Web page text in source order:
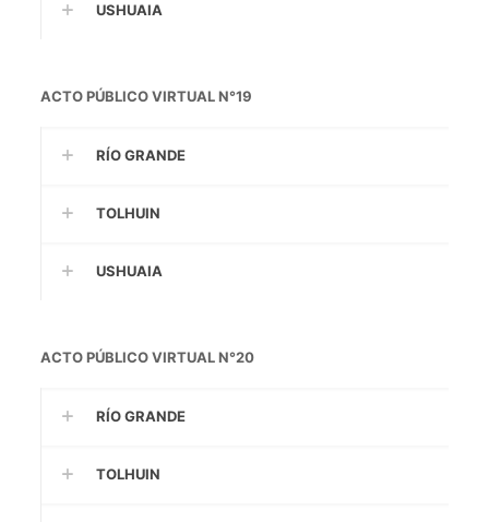
USHUAIA
ACTO PÚBLICO VIRTUAL N°19
RÍO GRANDE
TOLHUIN
USHUAIA
ACTO PÚBLICO VIRTUAL N°20
RÍO GRANDE
TOLHUIN